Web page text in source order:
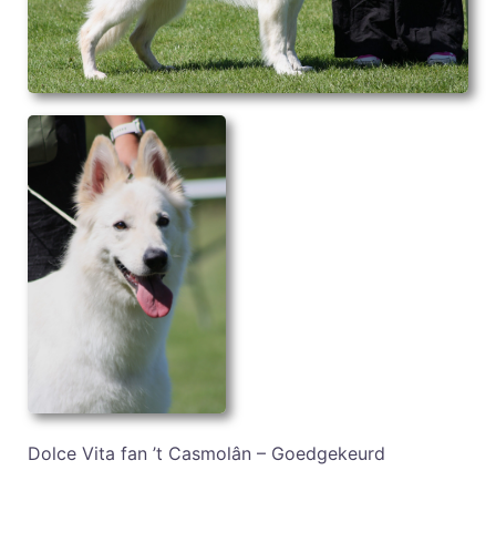
Dolce Vita fan ’t Casmolân – Goedgekeurd